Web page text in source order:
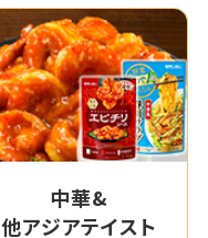
中華&
他アジアテイスト